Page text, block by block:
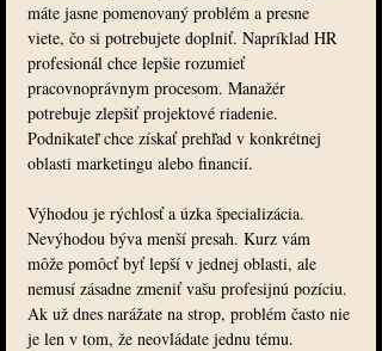
máte jasne pomenovaný problém a presne
viete, čo si potrebujete doplniť. Napríklad HR
profesionál chce lepšie rozumieť
pracovnoprávnym procesom. Manažér
potrebuje zlepšiť projektové riadenie.
Podnikateľ chce získať prehľad v konkrétnej
oblasti marketingu alebo financií.
Výhodou je rýchlosť a úzka špecializácia.
Nevýhodou býva menší presah. Kurz vám
môže pomôcť byť lepší v jednej oblasti, ale
nemusí zásadne zmeniť vašu profesijnú pozíciu.
Ak už dnes narážate na strop, problém často nie
je len v tom, že neovládate jednu tému.